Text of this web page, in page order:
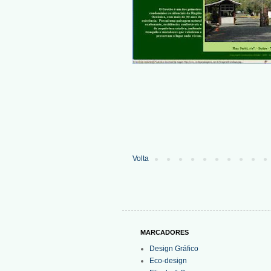
Volta
MARCADORES
Design Gráfico
Eco-design